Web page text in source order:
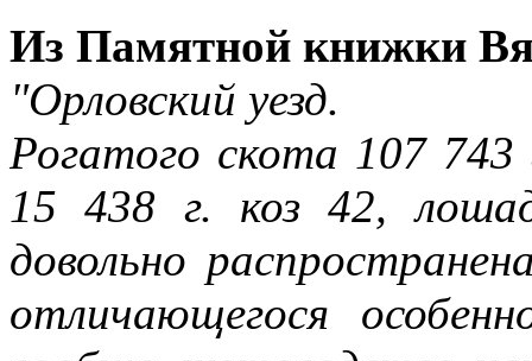
Из Памятной книжки
"Орловский уезд.
Рогатого скота 107 743
15 438 г. коз 42,
довольно
отличающегося